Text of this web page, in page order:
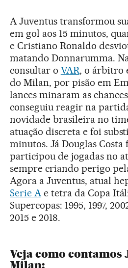
A Juventus transformou
em gol aos 15 minutos,
e Cristiano Ronaldo
matando Donnarumma.
consultar o VAR, o árbitro
do Milan, por pisão em
lances minaram as
conseguiu reagir na
novidade brasileira no
atuação discreta e foi
minutos. Já Douglas Costa
participou de jogadas no
sempre criando perigo
Agora a Juventus, atual
Serie Ae tetra da Copa
Supercopas: 1995, 1997,
2015 e 2018.
Veja como contamos